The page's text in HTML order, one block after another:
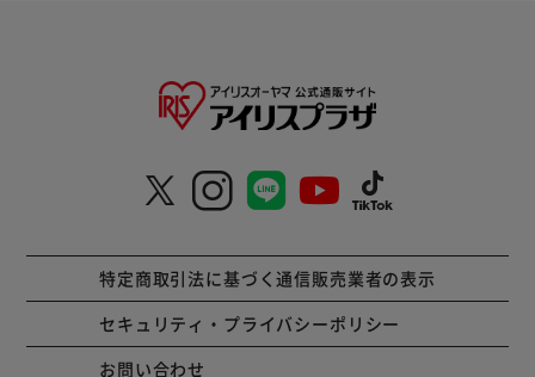
特定商取引法に基づく通信販売業者の表示
セキュリティ・プライバシーポリシー
お問い合わせ